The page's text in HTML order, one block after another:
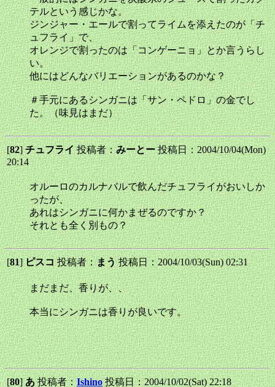
テルという感じかな。
ジンジャー・エールで割ってライムを添えたのが「チ
ュフライ」で、
オレンジで割ったのは「コンゲーニョ」とか言うらし
い。
他にはどんなバリエーションがあるのかな？
＃手元にあるシンガニは「サン・ペドロ」の金でし
た。（味見はまだ）
[82]チュフライ投稿者：みーとー投稿日：2004/10/04(Mon)
20:14
オルーロのカルナバルで飲んだチュフライがおいしか
ったが、
あれはシンガニに何かまぜるのですか？
それとも全く別もの？
[81]ピスコ投稿者：まう投稿日：2004/10/03(Sun) 02:31
まだまだ、香りが、、
本当にシンガニは香りが良いです。
[80]あ投稿者：Ishino 投稿日：2004/10/02(Sat) 22:18